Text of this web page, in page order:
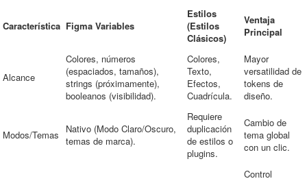
Característica Figma Variables
Estilos
(Estilos
Clásicos)
Ventaja
Principal
Alcance
Colores, números
(espaciados, tamaños),
strings (próximamente),
booleanos (visibilidad).
Colores,
Texto,
Efectos,
Cuadrícula.
Mayor
versatilidad de
tokens de
diseño.
Modos/Temas
Nativo (Modo Claro/Oscuro,
temas de marca).
Requiere
duplicación
de estilos o
plugins.
Cambio de
tema global
con un clic.
Control